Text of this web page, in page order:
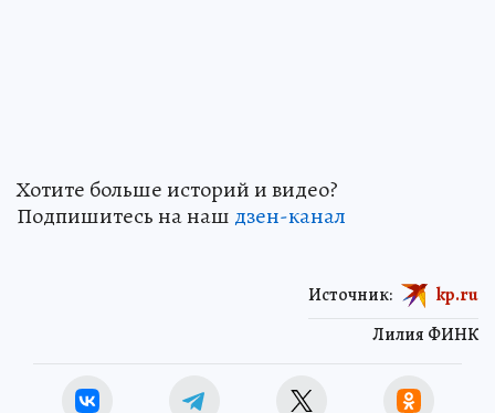
Хотите больше историй и видео?
Подпишитесь на наш дзен-канал
Лилия ФИНК
Источник: kp.ru